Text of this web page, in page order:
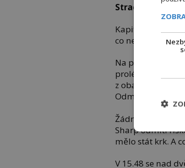
Strach z ponorek
Kapitán
co nejvíce Britů a
Na palubě se
prolétly
z obavy, že se
Odmítl ale vyrazit
Žádná bitevní
Sharp odmítl
mělo stát krk. A
V 15.48 se nad